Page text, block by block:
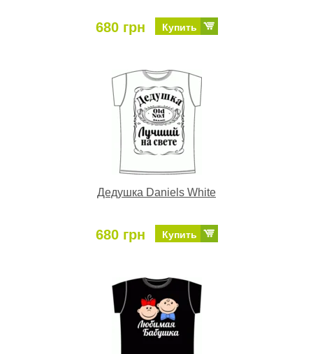
680 грн Купить
Дедушка Daniels White
680 грн Купить